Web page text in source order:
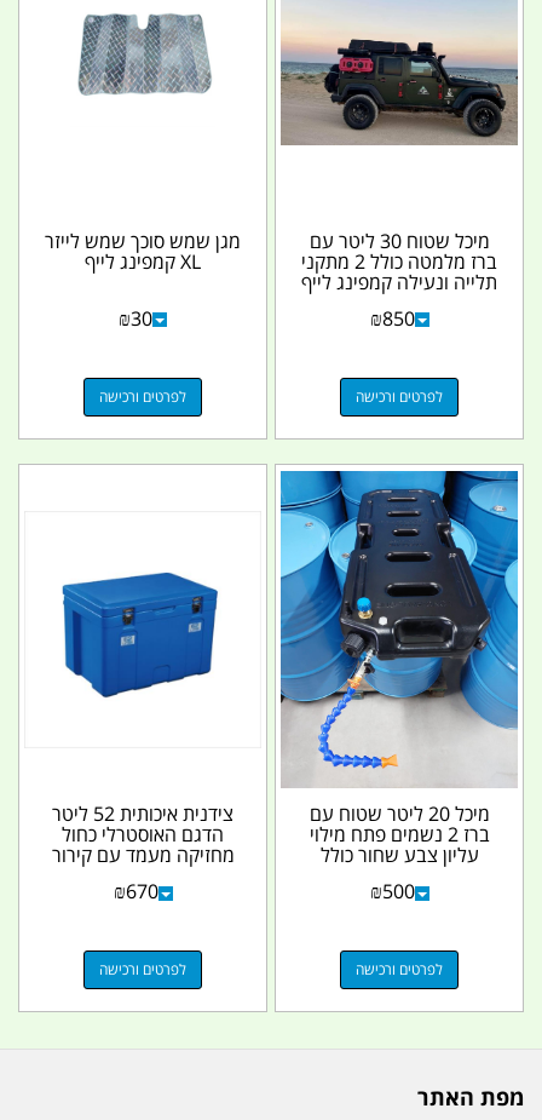
מיכל שטוח 30 ליטר עם
ברז מלמטה כולל 2 מתקני
תלייה ונעילה קמפינג לייף
₪850
לפרטים ורכישה
מגן שמש סוכך שמש לייזר
XL קמפינג לייף
₪30
לפרטים ורכישה
מיכל 20 ליטר שטוח עם
ברז 2 נשמים פתח מילוי
עליון צבע שחור כולל
צינור חוליות...
₪500
לפרטים ורכישה
צידנית איכותית 52 ליטר
הדגם האוסטרלי כחול
מחזיקה מעמד עם קירור
כמה ימים קמפינג...
₪670
לפרטים ורכישה
מפת האתר